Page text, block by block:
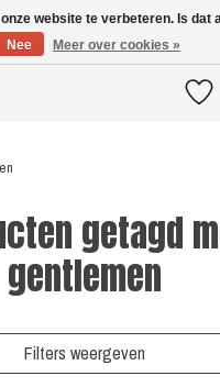
getagd
gentlemen
Filters weergeven
website te verbeteren. Is dat
Nee
Meer over cookies »